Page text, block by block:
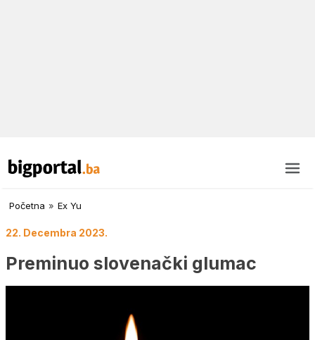
Početna » Ex Yu
22. Decembra 2023.
Preminuo slovenački glumac